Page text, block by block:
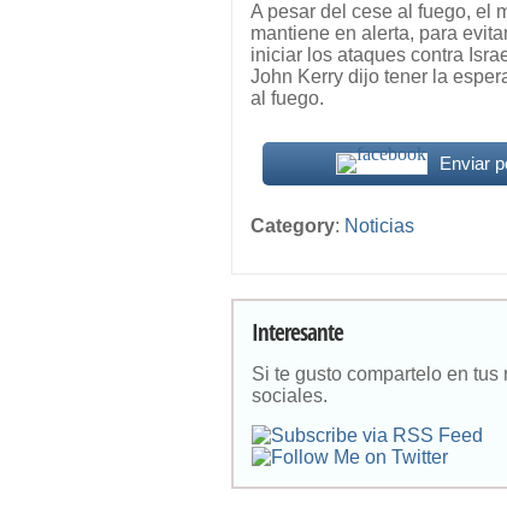
A pesar del cese al fuego, el
mantiene en alerta, para
iniciar los ataques contra
John Kerry dijo tener la
al fuego.
Enviar
Category: Noticias
Interesante
Si te gusto compartelo en tus
sociales.